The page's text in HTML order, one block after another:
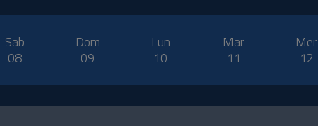
Sab
08
Dom
09
Lun
10
Mar
11
Mer
12